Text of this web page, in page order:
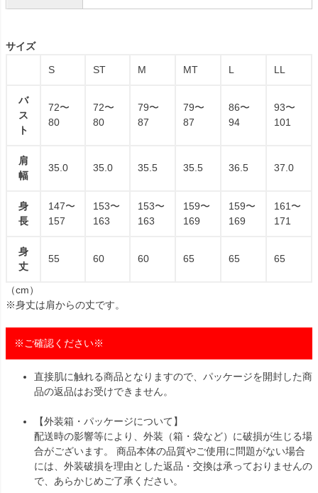
サイズ
S ST M MT L LL
バ
ス
ト
72〜
80
72〜
80
79〜
87
79〜
87
86〜
94
93〜
101
肩
幅
35.0 35.0 35.5 35.5 36.5 37.0
身
長
147〜
157
153〜
163
153〜
163
159〜
169
159〜
169
161〜
171
身
丈
55 60 60 65 65 65
（cm）
※身丈は肩からの丈です。
※ご確認ください※
直接肌に触れる商品となりますので、パッケージを開封した商
品の返品はお受けできません。
【外装箱・パッケージについて】
配送時の影響等により、外装（箱・袋など）に破損が生じる場
合がございます。 商品本体の品質やご使用に問題がない場合
には、外装破損を理由とした返品・交換は承っておりませんの
で、あらかじめご了承ください。